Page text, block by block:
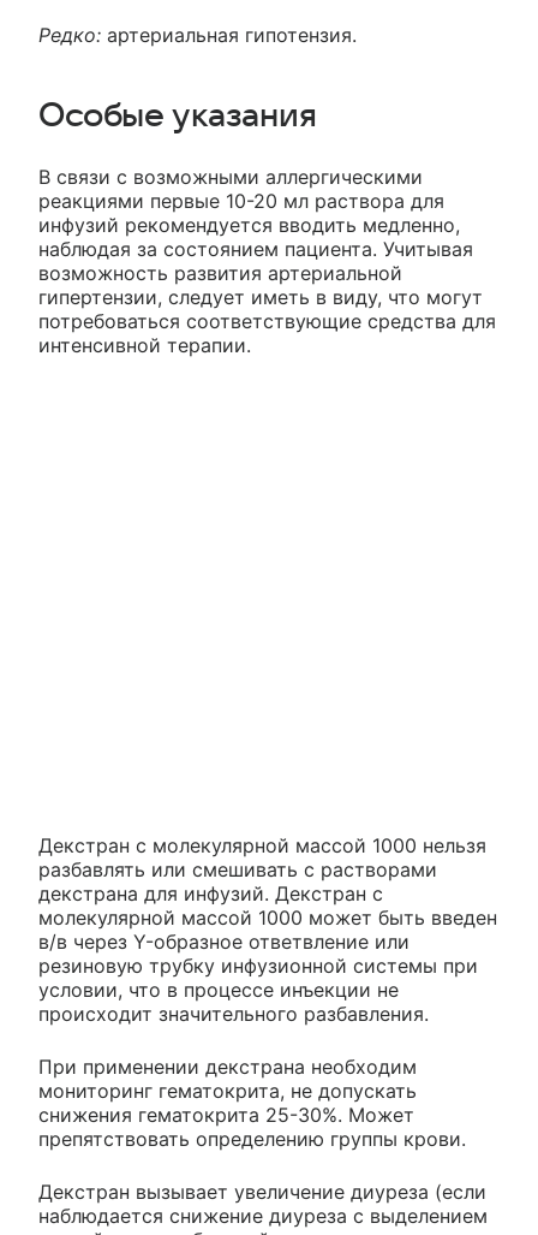
Редко: артериальная гипотензия.
Особые указания
В связи с возможными аллергическими
реакциями первые 10-20 мл раствора для
инфузий рекомендуется вводить медленно,
наблюдая за состоянием пациента. Учитывая
возможность развития артериальной
гипертензии, следует иметь в виду, что могут
потребоваться соответствующие средства для
интенсивной терапии.
Декстран с молекулярной массой 1000 нельзя
разбавлять или смешивать с растворами
декстрана для инфузий. Декстран с
молекулярной массой 1000 может быть введен
в/в через Y-образное ответвление или
резиновую трубку инфузионной системы при
условии, что в процессе инъекции не
происходит значительного разбавления.
При применении декстрана необходим
мониторинг гематокрита, не допускать
снижения гематокрита 25-30%. Может
препятствовать определению группы крови.
Декстран вызывает увеличение диуреза (если
наблюдается снижение диуреза с выделением